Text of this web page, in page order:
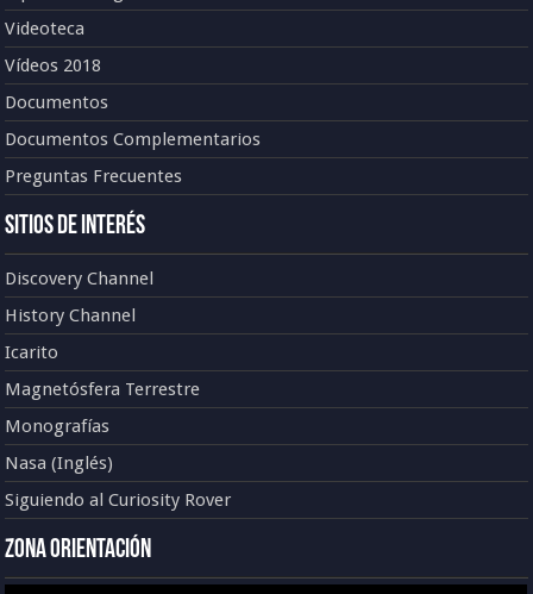
Videoteca
Vídeos 2018
Documentos
Documentos Complementarios
Preguntas Frecuentes
Sitios de Interés
Discovery Channel
History Channel
Icarito
Magnetósfera Terrestre
Monografías
Nasa (Inglés)
Siguiendo al Curiosity Rover
Zona Orientación